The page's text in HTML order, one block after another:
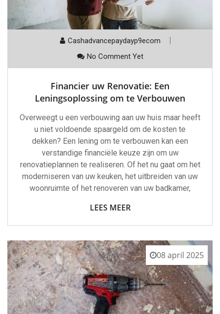
Cashadvancepaydayp9ecom
No Comment Yet
Financier uw Renovatie: Een
Leningsoplossing om te Verbouwen
Overweegt u een verbouwing aan uw huis maar heeft
u niet voldoende spaargeld om de kosten te
dekken? Een lening om te verbouwen kan een
verstandige financiële keuze zijn om uw
renovatieplannen te realiseren. Of het nu gaat om het
moderniseren van uw keuken, het uitbreiden van uw
woonruimte of het renoveren van uw badkamer,
LEES MEER
08 april 2025